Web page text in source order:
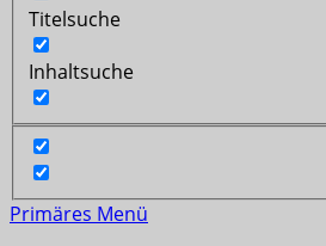
Titelsuche
Inhaltsuche
Primäres Menü